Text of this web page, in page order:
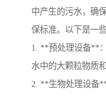
中产生的污水，确
保标准。以下是一
1. **预处理设备**
水中的大颗粒物质
2. **生物处理设备